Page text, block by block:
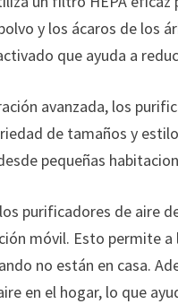
y los ácaros de los
que ayuda a
avanzada, los
de tamaños y
pequeñas
purificadores de aire
móvil. Esto permite
no están en casa.
en el hogar, lo que